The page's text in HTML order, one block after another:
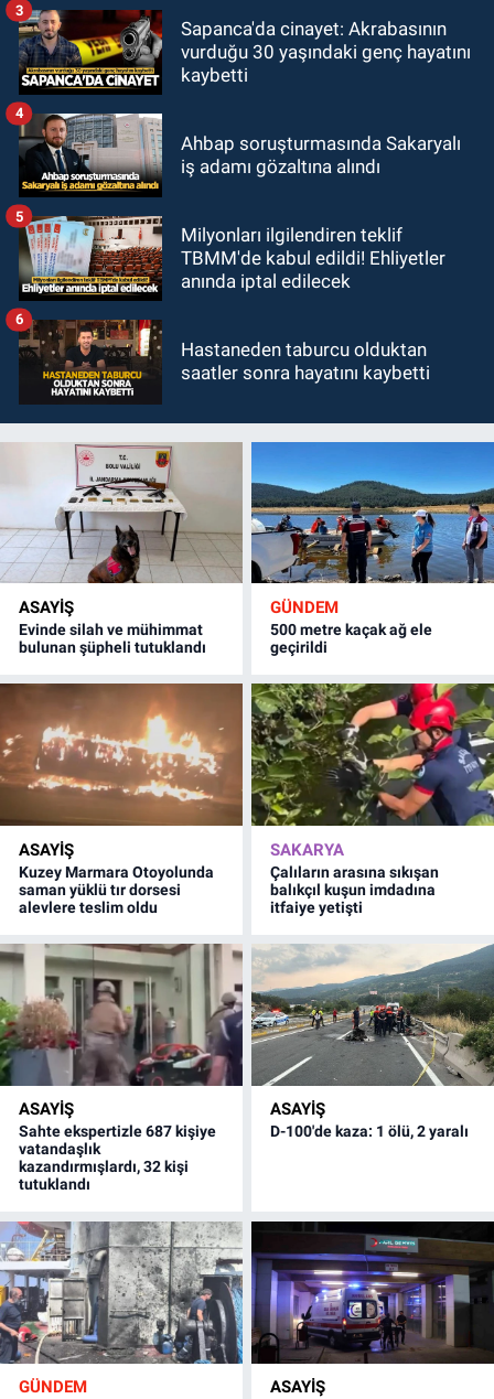
Sapanca'da cinayet: Akrabasının
vurduğu 30 yaşındaki genç hayatını
kaybetti
3
Ahbap soruşturmasında Sakaryalı
iş adamı gözaltına alındı
4
Milyonları ilgilendiren teklif
TBMM'de kabul edildi! Ehliyetler
anında iptal edilecek
5
Hastaneden taburcu olduktan
saatler sonra hayatını kaybetti
6
ASAYİŞ
Evinde silah ve mühimmat
bulunan şüpheli tutuklandı
GÜNDEM
500 metre kaçak ağ ele
geçirildi
ASAYİŞ
Kuzey Marmara Otoyolunda
saman yüklü tır dorsesi
alevlere teslim oldu
SAKARYA
Çalıların arasına sıkışan
balıkçıl kuşun imdadına
itfaiye yetişti
ASAYİŞ
Sahte ekspertizle 687 kişiye
vatandaşlık
kazandırmışlardı, 32 kişi
tutuklandı
ASAYİŞ
D-100'de kaza: 1 ölü, 2 yaralı
GÜNDEM ASAYİŞ